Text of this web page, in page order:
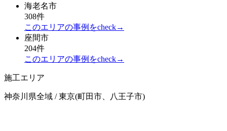
海老名市
308件
このエリアの事例をcheck→
座間市
204件
このエリアの事例をcheck→
施工エリア
神奈川県全域 / 東京(町田市、八王子市)